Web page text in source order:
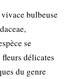
bulbeuse
se
délicates
du genre